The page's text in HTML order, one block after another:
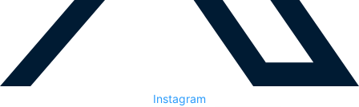
Instagram